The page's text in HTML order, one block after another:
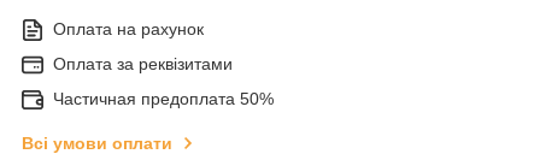
Оплата на рахунок
Оплата за реквізитами
Частичная предоплата 50%
Всі умови оплати